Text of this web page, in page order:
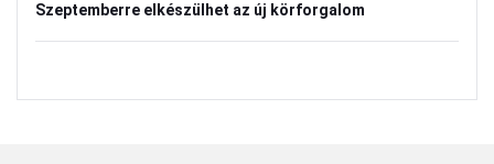
Szeptemberre elkészülhet az új körforgalom